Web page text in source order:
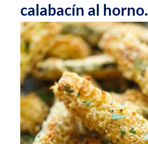
calabacín al horno.